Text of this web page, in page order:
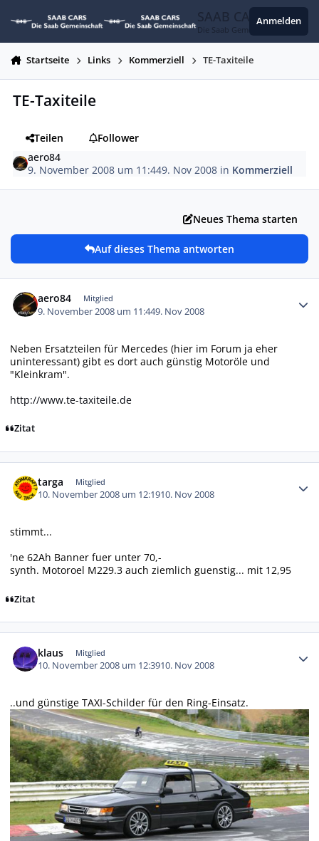
SAAB CARS
Die Saab Gemeinschaft
Anmelden
Startseite Links Kommerziell TE-Taxiteile
TE-Taxiteile
Teilen
Follower
aero84
9. November 2008 um 11:449. Nov 2008 in Kommerziell
Neues Thema starten
Auf dieses Thema antworten
aero84 Mitglied
9. November 2008 um 11:449. Nov 2008
Neben Ersatzteilen für Mercedes (hier im Forum ja eher
uninteressant) gibt es dort auch günstig Motoröle und
"Kleinkram".
http://www.te-taxiteile.de
Zitat
targa Mitglied
10. November 2008 um 12:1910. Nov 2008
stimmt...
'ne 62Ah Banner fuer unter 70,-
synth. Motoroel M229.3 auch ziemlich guenstig... mit 12,95
Zitat
klaus Mitglied
10. November 2008 um 12:3910. Nov 2008
..und günstige TAXI-Schilder für den Ring-Einsatz.